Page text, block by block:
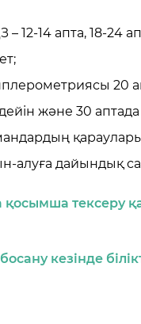
– 12-14 апта, 18-24
20
дейін және 30
алуға дайындық
қосымша тексеру
кезінде